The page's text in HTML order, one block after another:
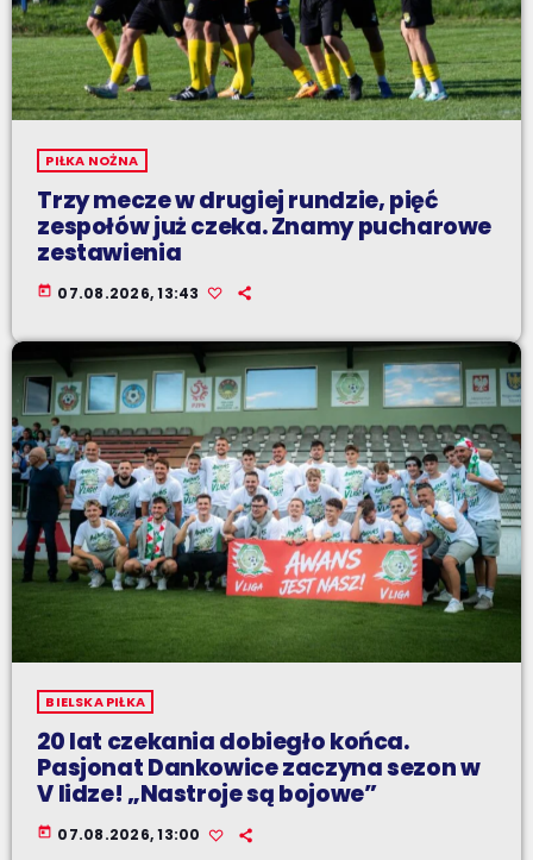
PIŁKA NOŻNA
Trzy mecze w drugiej rundzie, pięć
zespołów już czeka. Znamy pucharowe
zestawienia
today 07.08.2026, 13:43
BIELSKA PIŁKA
20 lat czekania dobiegło końca.
Pasjonat Dankowice zaczyna sezon w
V lidze! „Nastroje są bojowe”
today 07.08.2026, 13:00